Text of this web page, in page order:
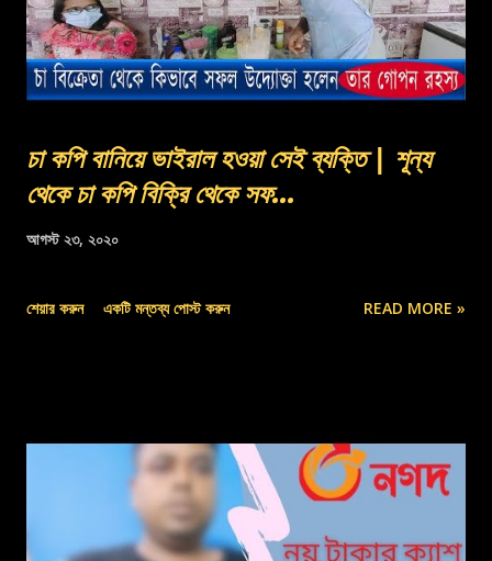
চা কপি বানিয়ে ভাইরাল হওয়া সেই ব্যক্তি | শূন্য
থেকে চা কপি বিক্রি থেকে সফ...
আগস্ট ২৩, ২০২০
শেয়ার করুন একটি মন্তব্য পোস্ট করুন READ MORE »